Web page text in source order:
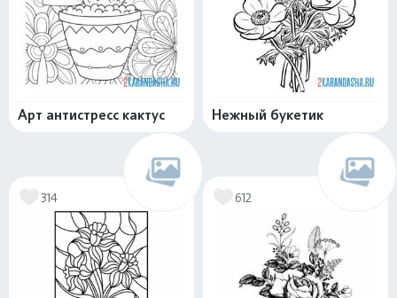
Арт антистресс кактус Нежный букетик
314 612